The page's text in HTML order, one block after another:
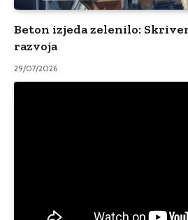
Beton izjeda zelenilo:
razvoja
29/07/2026